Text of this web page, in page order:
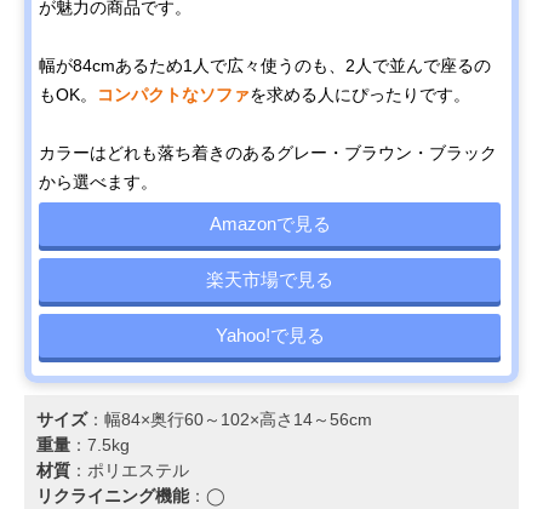
が魅力の商品です。
幅が84cmあるため1人で広々使うのも、2人で並んで座るの
もOK。
コンパクトなソファを求める人にぴったりです。
カラーはどれも落ち着きのあるグレー・ブラウン・ブラック
から選べます。
Amazonで見る
楽天市場で見る
Yahoo!で見る
サイズ：幅84×奥行60～102×高さ14～56cm
重量 ：7.5kg
材質 ：ポリエステル
リクライニング機能：◯